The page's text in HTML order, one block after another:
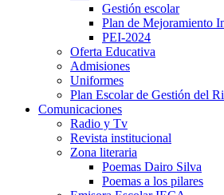
Gestión escolar
Plan de Mejoramiento
PEI-2024
Oferta Educativa
Admisiones
Uniformes
Plan Escolar de Gestión del
Comunicaciones
Radio y Tv
Revista institucional
Zona literaria
Poemas Dairo Silva
Poemas a los pilares